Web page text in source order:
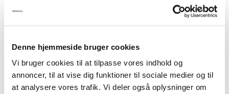
Denne hjemmeside bruger cookies
Vi bruger cookies til at tilpasse vores indhold og
annoncer, til at vise dig funktioner til sociale medier og til
at analysere vores trafik. Vi deler også oplysninger om
afspærringsstander i sort
133,50